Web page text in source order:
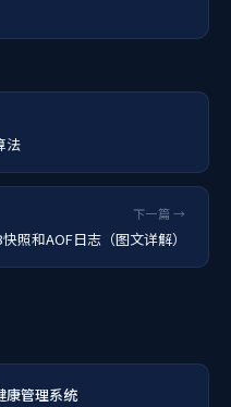
法
下一篇 →
照和AOF日志（图文详解）
康管理系统